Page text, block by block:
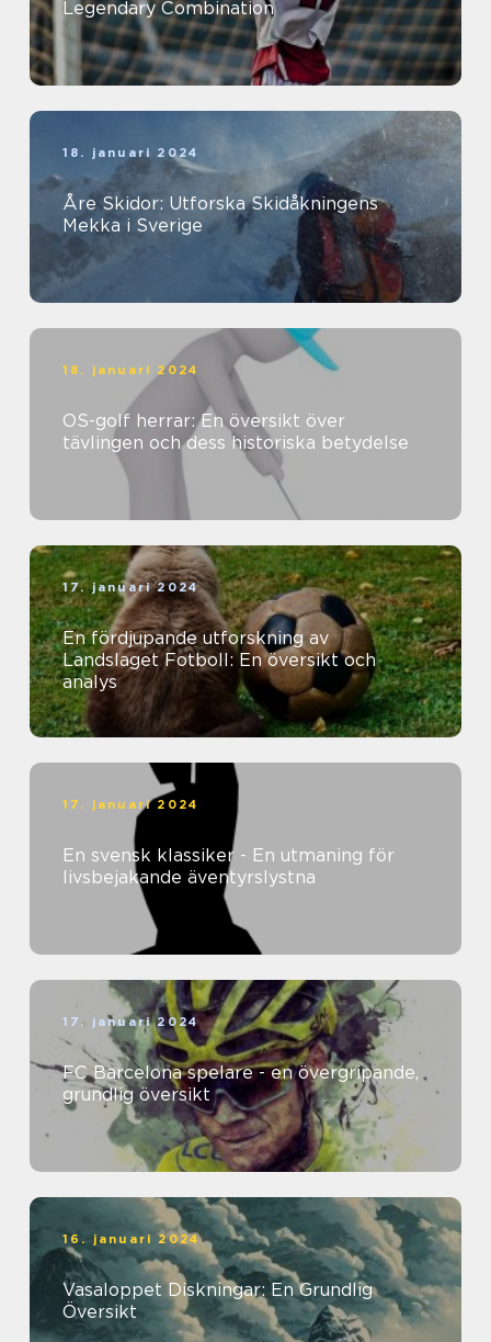
Legendary Combination
18. januari 2024
Åre Skidor: Utforska Skidåkningens
Mekka i Sverige
18. januari 2024
OS-golf herrar: En översikt över
tävlingen och dess historiska betydelse
17. januari 2024
En fördjupande utforskning av
Landslaget Fotboll: En översikt och
analys
17. januari 2024
En svensk klassiker - En utmaning för
livsbejakande äventyrslystna
17. januari 2024
FC Barcelona spelare - en övergripande,
grundlig översikt
16. januari 2024
Vasaloppet Diskningar: En Grundlig
Översikt